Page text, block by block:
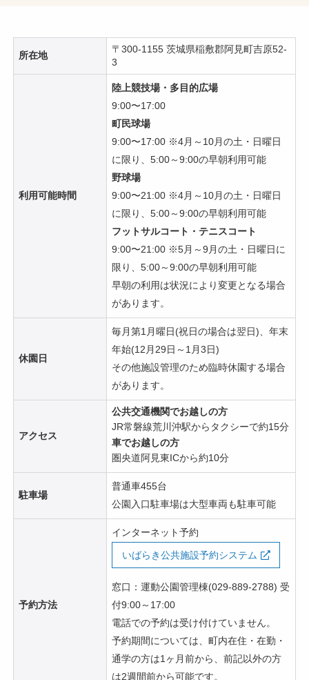
所在地
〒300-1155 茨城県稲敷郡阿見町吉原52-
3
利用可能時間
陸上競技場・多目的広場
9:00〜17:00
町民球場
9:00〜17:00 ※4月～10月の土・日曜日
に限り、5:00～9:00の早朝利用可能
野球場
9:00〜21:00 ※4月～10月の土・日曜日
に限り、5:00～9:00の早朝利用可能
フットサルコート・テニスコート
9:00〜21:00 ※5月～9月の土・日曜日に
限り、5:00～9:00の早朝利用可能
早朝の利用は状況により変更となる場合
があります。
休園日
毎月第1月曜日(祝日の場合は翌日)、年末
年始(12月29日～1月3日)
その他施設管理のため臨時休園する場合
があります。
アクセス
公共交通機関でお越しの方
JR常磐線荒川沖駅からタクシーで約15分
車でお越しの方
圏央道阿見東ICから約10分
駐車場
普通車455台
公園入口駐車場は大型車両も駐車可能
予約方法
インターネット予約
いばらき公共施設予約システム
窓口：運動公園管理棟(029-889-2788) 受
付9:00～17:00
電話での予約は受け付けていません。
予約期間については、町内在住・在勤・
通学の方は1ヶ月前から、前記以外の方
は2週間前から可能です。